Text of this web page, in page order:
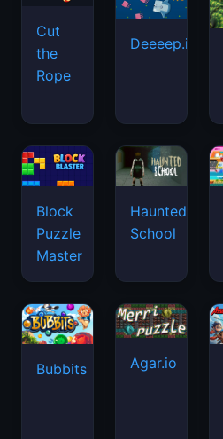
Cut
the
Rope
Deeeep.io
Block
Puzzle
Master
Haunted
School
Bubbits Agar.io